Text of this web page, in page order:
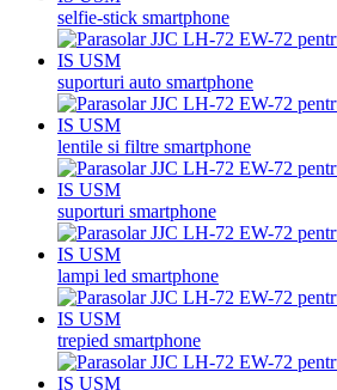
selfie-stick smartphone
suporturi auto smartphone
lentile si filtre smartphone
suporturi smartphone
lampi led smartphone
trepied smartphone